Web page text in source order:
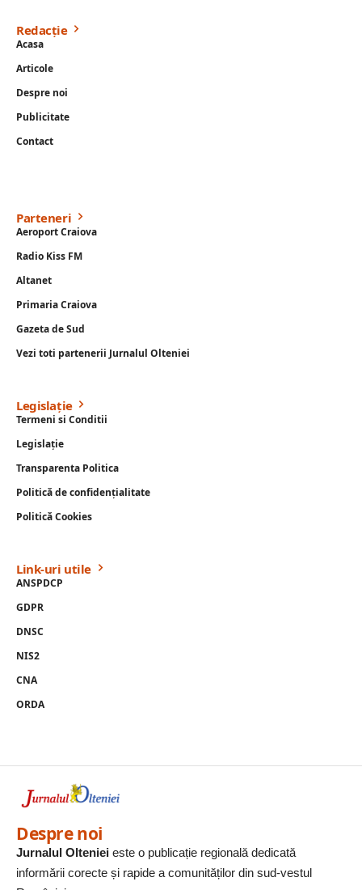
Redacție
Acasa
Articole
Despre noi
Publicitate
Contact
Parteneri
Aeroport Craiova
Radio Kiss FM
Altanet
Primaria Craiova
Gazeta de Sud
Vezi toti partenerii Jurnalul Olteniei
Legislație
Termeni si Conditii
Legislație
Transparenta Politica
Politică de confidențialitate
Politică Cookies
Link-uri utile
ANSPDCP
GDPR
DNSC
NIS2
CNA
ORDA
Despre noi
Jurnalul Olteniei este o publicație regională dedicată
informării corecte și rapide a comunităților din sud-vestul